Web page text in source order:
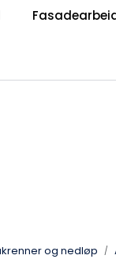
og nedløp